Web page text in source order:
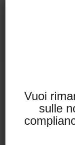
Hai qualche
Vuoi
sulle